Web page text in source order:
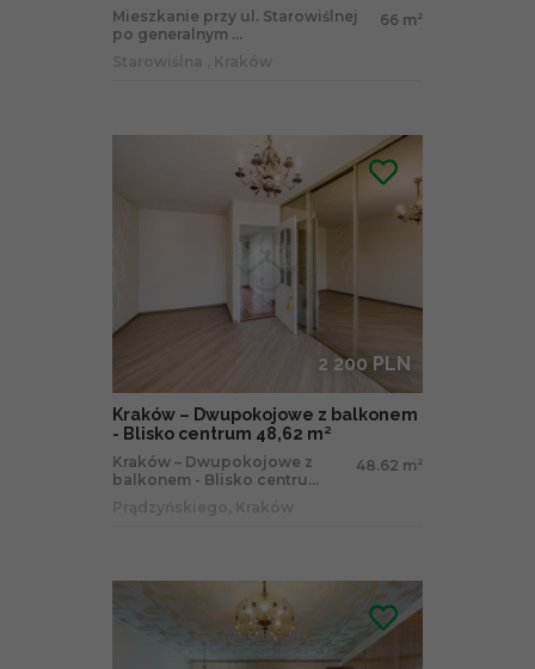
Mieszkanie przy ul. Starowiślnej
po generalnym ...
66 m 2
2 200 PLN
Kraków – Dwupokojowe z balkonem
- Blisko centrum 48,62 m²
Kraków – Dwupokojowe z
balkonem - Blisko centru...
48.62 m 2